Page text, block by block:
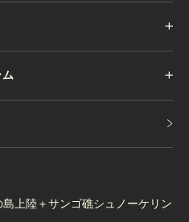
島上陸＋サンゴ礁シュノーケリン